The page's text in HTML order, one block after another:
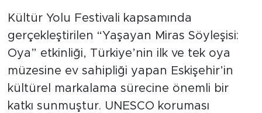
Kültür Yolu Festivali kapsamında
gerçekleştirilen “Yaşayan Miras Söyleşisi:
Oya” etkinliği, Türkiye’nin ilk ve tek oya
müzesine ev sahipliği yapan Eskişehir’in
kültürel markalama sürecine önemli bir
katkı sunmuştur. UNESCO koruması